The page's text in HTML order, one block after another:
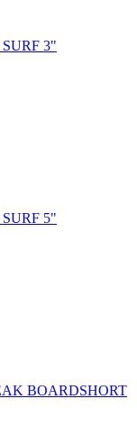
3"
5"
BOARDSHORT